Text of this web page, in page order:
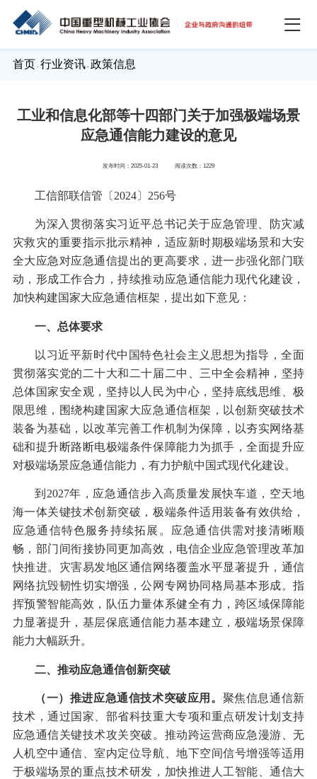
首页 - 行业资讯- 政策信息
工业和信息化部等十四部门关于加强极端场景
应急通信能力建设的意见
发布时间：2025-01-23 阅读次数：1229
工信部联信管〔 2024〕 256号
为深入贯彻落实习近平总书记关于应急管理、防灾减
灾救灾的重要指示批示精神，适应新时期极端场景和大安
全大应急对应急通信提出的更高要求，进一步强化部门联
动，形成工作合力，持续推动应急通信能力现代化建设，
加快构建国家大应急通信框架，提出如下意见：
一、总体要求
以习近平新时代中国特色社会主义思想为指导，全面
贯彻落实党的二十大和二十届二中、三中全会精神，坚持
总体国家安全观，坚持以人民为中心，坚持底线思维、极
限思维，围绕构建国家大应急通信框架，以创新突破技术
装备为基础，以改革完善工作机制为保障，以夯实网络基
础和提升断路断电极端条件保障能力为抓手，全面提升应
对极端场景应急通信能力，有力护航中国式现代化建设。
到 2027年，应急通信步入高质量发展快车道，空天地
海一体关键技术创新突破，极端条件适用装备有效供给，
应急通信特色服务持续拓展。应急通信供需对接清晰顺
畅，部门间衔接协同更加高效，电信企业应急管理改革加
快推进。灾害易发地区通信网络覆盖水平显著提升，通信
网络抗毁韧性切实增强，公网专网协同格局基本形成。指
挥预警智能高效，队伍力量体系健全有力，跨区域保障能
力显著提升，基层保底通信能力基本建立，极端场景保障
能力大幅跃升。
二、推动应急通信创新突破
（一）推进应急通信技术突破应用。 聚焦信息通信新
技术，通过国家、部省科技重大专项和重点研发计划支持
应急通信关键技术攻关突破。推动跨运营商应急漫游、无
人机空中通信、室内定位导航、地下空间信号增强等适用
于极端场景的重点技术研发，加快推进人工智能、通信大